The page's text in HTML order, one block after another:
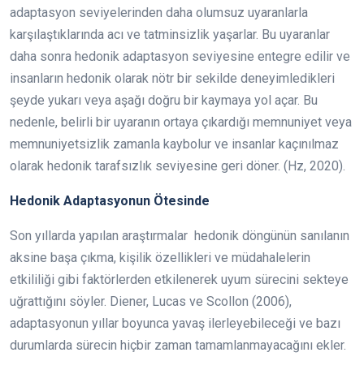
adaptasyon seviyelerinden daha olumsuz uyaranlarla
karşılaştıklarında acı ve tatminsizlik yaşarlar. Bu uyaranlar
daha sonra hedonik adaptasyon seviyesine entegre edilir ve
insanların hedonik olarak nötr bir sekilde deneyimledikleri
şeyde yukarı veya aşağı doğru bir kaymaya yol açar. Bu
nedenle, belirli bir uyaranın ortaya çıkardığı memnuniyet veya
memnuniyetsizlik zamanla kaybolur ve insanlar kaçınılmaz
olarak hedonik tarafsızlık seviyesine geri döner. (Hz, 2020).
Hedonik Adaptasyonun Ötesinde
Son yıllarda yapılan araştırmalar hedonik döngünün sanılanın
aksine başa çıkma, kişilik özellikleri ve müdahalelerin
etkililiği gibi faktörlerden etkilenerek uyum sürecini sekteye
uğrattığını söyler. Diener, Lucas ve Scollon (2006),
adaptasyonun yıllar boyunca yavaş ilerleyebileceği ve bazı
durumlarda sürecin hiçbir zaman tamamlanmayacağını ekler.